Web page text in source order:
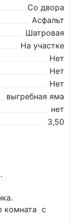
Со двора
Асфальт
Шатровая
На участке
Нет
Нет
Нет
выгребная яма
нет
3,50
комната с